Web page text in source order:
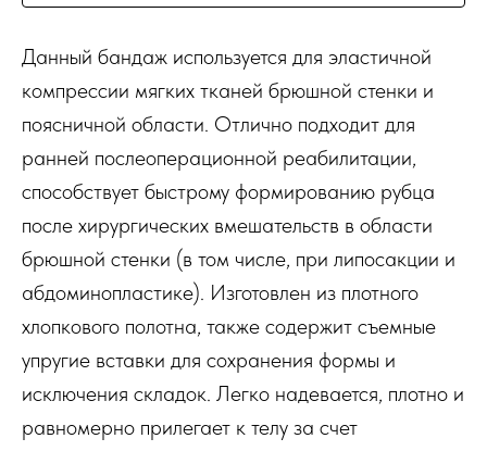
Данный бандаж используется для эластичной
компрессии мягких тканей брюшной стенки и
поясничной области. Отлично подходит для
ранней послеоперационной реабилитации,
способствует быстрому формированию рубца
после хирургических вмешательств в области
брюшной стенки (в том числе, при липосакции и
абдоминопластике). Изготовлен из плотного
хлопкового полотна, также содержит съемные
упругие вставки для сохранения формы и
исключения складок. Легко надевается, плотно и
равномерно прилегает к телу за счет